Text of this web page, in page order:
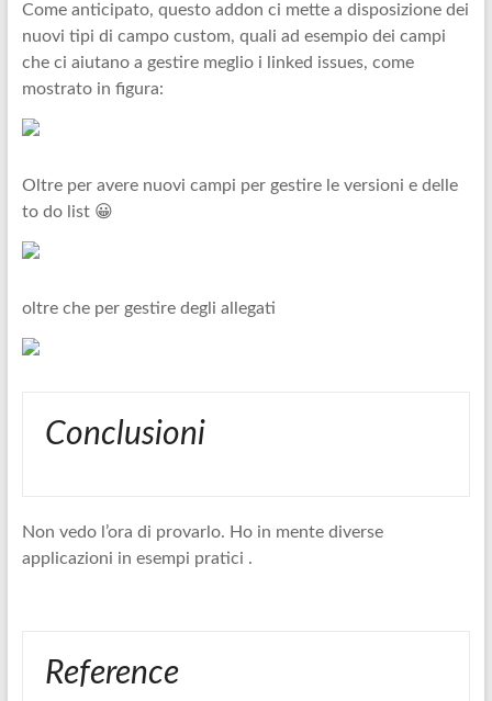
Come anticipato, questo addon ci mette a disposizione dei
nuovi tipi di campo custom, quali ad esempio dei campi
che ci aiutano a gestire meglio i linked issues, come
mostrato in figura:
Oltre per avere nuovi campi per gestire le versioni e delle
to do list 😀
oltre che per gestire degli allegati
Conclusioni
Non vedo l’ora di provarlo. Ho in mente diverse
applicazioni in esempi pratici .
Reference